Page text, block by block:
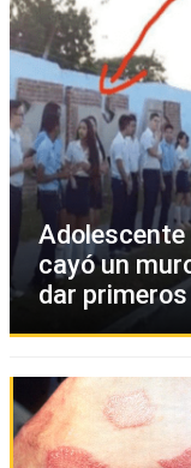
Adolescente
cayó un
dar